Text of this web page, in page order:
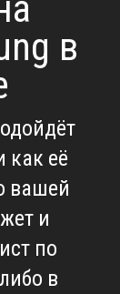
в
как её
вашей
и
по
в